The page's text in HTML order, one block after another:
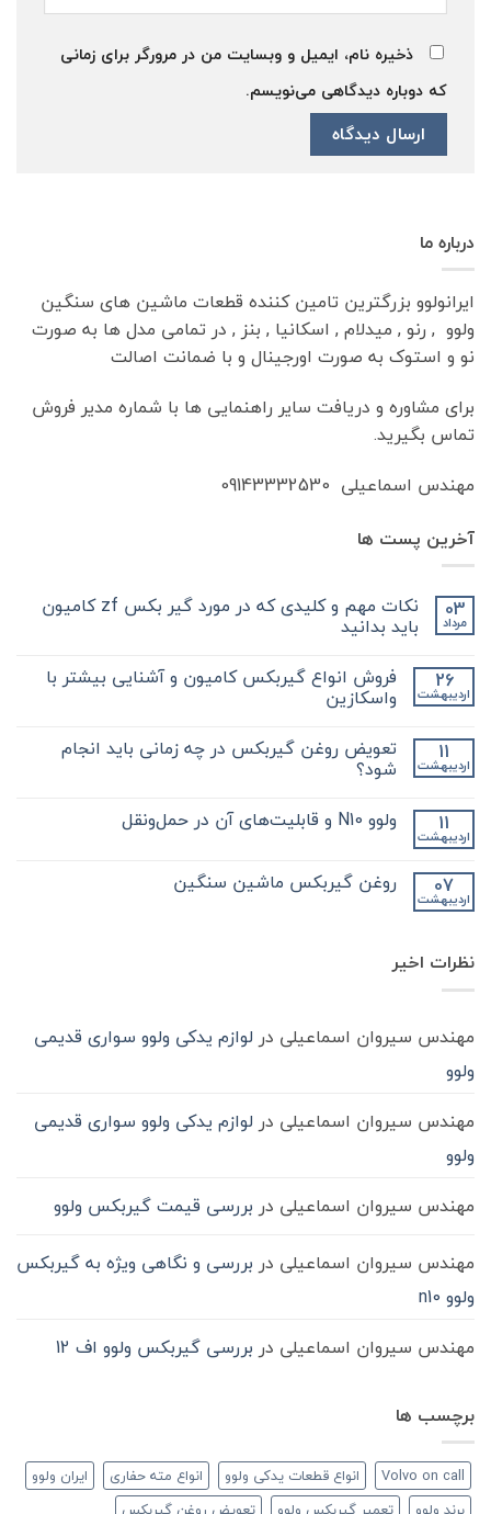
ذخیره نام، ایمیل و وبسایت من در مرورگر برای زمانی
که دوباره دیدگاهی می‌نویسم.
درباره ما
ایرانولوو بزرگترین تامین کننده قطعات ماشین های سنگین
ولوو , رنو , میدلام , اسکانیا , بنز , در تمامی مدل ها به صورت
نو و استوک به صورت اورجینال و با ضمانت اصالت
برای مشاوره و دریافت سایر راهنمایی ها با شماره مدیر فروش
تماس بگیرید.
مهندس اسماعیلی 09143332530
آخرین پست ها
03
مرداد
نکات مهم و کلیدی که در مورد گیر بکس zf کامیون
باید بدانید
دیدگاهی
نکات
مهم
کلیدی
در
مورد
بکس
کامیون
باید
نشده 26
اردیبهشت
فروش انواع گیربکس کامیون و آشنایی بیشتر با
واسکازین
برای
فروش
انواع
و
آشنایی
واسکازین
ثبت
نشده 11
اردیبهشت
تعویض روغن گیربکس در چه زمانی باید انجام
شود؟
برای
تعویض
در
چه
ثبت
نشده 11
اردیبهشت
ولوو N10 و قابلیت‌های آن در حمل‌ونقل
ولوو
N10
حمل‌ونقل
ثبت
نشده 07
اردیبهشت
روغن گیربکس ماشین سنگین
گیربکس
ماشیننظرات اخیر
مهندس سیروان اسماعیلی در لوازم یدکی ولوو سواری قدیمی
ولوو
مهندس سیروان اسماعیلی در لوازم یدکی ولوو سواری قدیمی
ولوو
مهندس سیروان اسماعیلی در بررسی قیمت گیربکس ولوو
مهندس سیروان اسماعیلی در بررسی و نگاهی ویژه به گیربکس
ولوو n10
مهندس سیروان اسماعیلی در بررسی گیربکس ولوو اف 12
برچسب ها
Volvo on call انواع قطعات یدکی ولوو انواع مته حفاری
ایران ولوو